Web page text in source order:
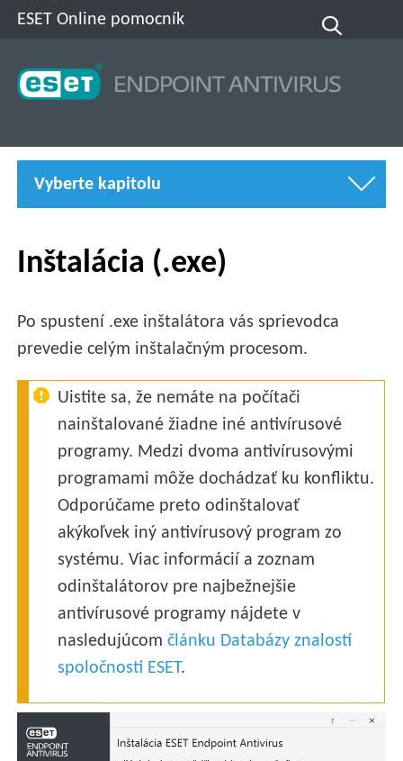
ESET Online pomocník
Vyberte kapitolu
Inštalácia (.exe)
Po spustení .exe inštalátora vás sprievodca
prevedie celým inštalačným procesom.
Uistite sa, že nemáte na počítači
nainštalované žiadne iné antivírusové
programy. Medzi dvoma antivírusovými
programami môže dochádzať ku konfliktu.
Odporúčame preto odinštalovať
akýkoľvek iný antivírusový program zo
systému. Viac informácií a zoznam
odinštalátorov pre najbežnejšie
antivírusové programy nájdete v
nasledujúcomčlánku Databázy znalostí
spoločnosti ESET.